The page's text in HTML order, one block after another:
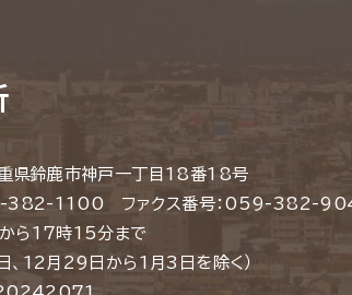
鈴鹿市神戸一丁目18番18号
382-1100 ファクス番号：059-382-
ら17時15分まで
日、12月29日から1月3日を除く）